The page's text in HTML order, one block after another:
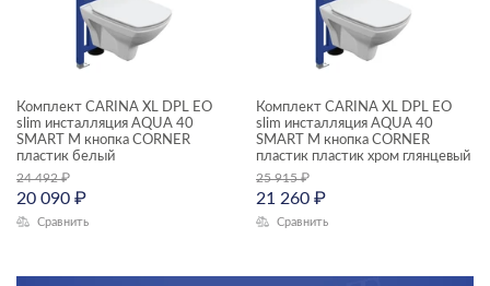
Комплект CARINA XL DPL EO
slim инсталляция AQUA 40
SMART M кнопка CORNER
пластик белый
24 492₽
20 090 ₽
Сравнить
Комплект CARINA XL DPL EO
slim инсталляция AQUA 40
SMART M кнопка CORNER
пластик пластик хром глянцевый
25 915₽
21 260 ₽
Сравнить